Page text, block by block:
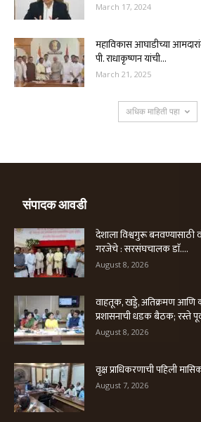
March 17, 2024
महाविकास आघाडीच्या
पी. राधाकृष्णन यांची...
March 21, 2025
अधिक माहिती पहा
संपादक आवडी
देशाला विश्वगुरू
गरजेचे : सरसंघचालक डाॅ....
August 8, 2026
वाहतूक, खड्डे, अतिक्रमण आणि
प्रशासनाची धडक बैठक; रस्ते
August 8, 2026
वृक्ष प्राधिकरणाची पहिली
August 7, 2026